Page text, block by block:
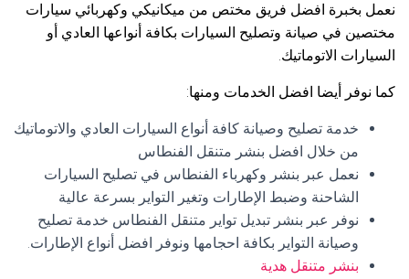
نعمل بخبرة افضل فريق مختص من ميكانيكي وكهربائي سيارات
مختصين في صيانة وتصليح السيارات بكافة أنواعها العادي أو
السيارات الاتوماتيك.
كما نوفر أيضا افضل الخدمات ومنها:
خدمة تصليح وصيانة كافة أنواع السيارات العادي والاتوماتيك
من خلال افضل بنشر متنقل الفنطاس
نعمل عبر بنشر وكهرباء الفنطاس في تصليح السيارات
الشاحنة وضبط الإطارات وتغير التواير بسرعة عالية
نوفر عبر بنشر تبديل تواير متنقل الفنطاس خدمة تصليح
وصيانة التواير بكافة احجامها ونوفر افضل أنواع الإطارات.
بنشر متنقل هدية